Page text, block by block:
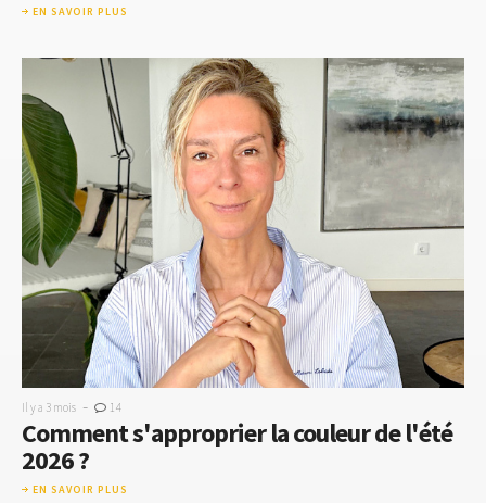
EN SAVOIR PLUS
Il y a 3 mois - 14
Comment s'approprier la couleur de l'été
2026 ?
EN SAVOIR PLUS